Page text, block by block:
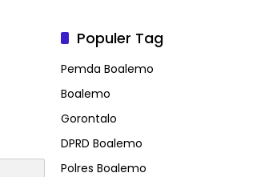
Populer Tag
Pemda Boalemo
Boalemo
Gorontalo
DPRD Boalemo
Polres Boalemo